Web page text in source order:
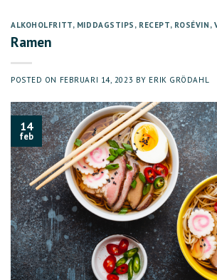
ALKOHOLFRITT, MIDDAGSTIPS , RECEPT, ROSÉVIN ,
Ramen
POSTED ON FEBRUARI 14, 2023 BY ERIK GRÖDAHL
14
feb